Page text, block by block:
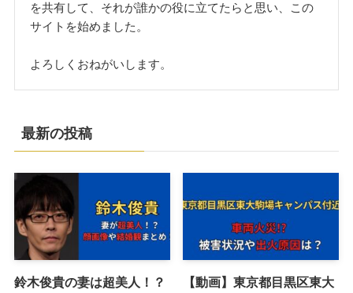
を共有して、それが誰かの役に立てたらと思い、この
サイトを始めました。
よろしくおねがいします。
最新の投稿
鈴木俊貴の妻は超美人！？
【動画】東京都目黒区東大